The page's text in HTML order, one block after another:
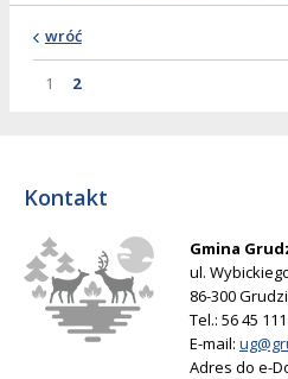
wróć
Strona
Strona
1 Strona
2
Kontakt
Gmina
ul.
86-300
Tel.: 56 45
E-mail:
Adres do e-